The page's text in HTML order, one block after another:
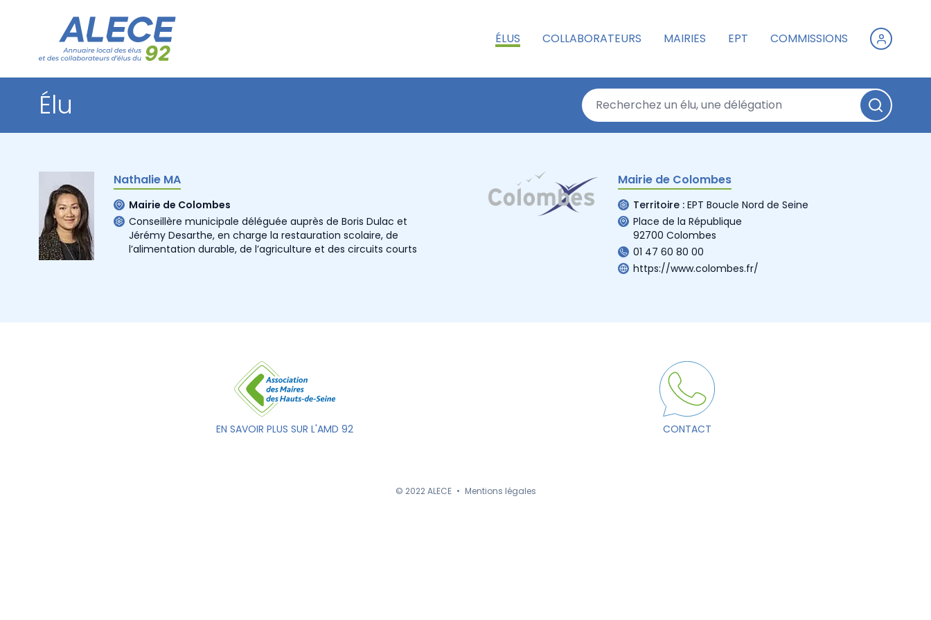
ÉLUS COLLABORATEURS MAIRIES EPT COMMISSIONS
Élu
Nathalie MA
Mairie de Colombes
Conseillère municipale déléguée auprès de Boris Dulac et
Jérémy Desarthe, en charge la restauration scolaire, de
l’alimentation durable, de l’agriculture et des circuits courts
Mairie de Colombes
Territoire : EPT Boucle Nord de Seine
Place de la République
92700 Colombes
01 47 60 80 00
https://www.colombes.fr/
EN SAVOIR PLUS SUR L'AMD 92 CONTACT
© 2022 ALECE • Mentions légales